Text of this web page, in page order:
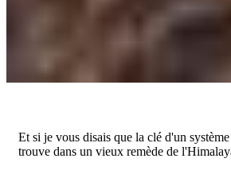
Et si je vous disais que la clé d'un
trouve dans un vieux remède de